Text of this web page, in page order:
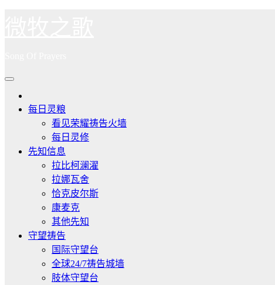
每日灵粮
看见荣耀祷告火墙
每日灵修
先知信息
拉比柯澜濯
拉娜瓦舍
恰克皮尔斯
康麦克
其他先知
守望祷告
国际守望台
全球24/7祷告城墙
肢体守望台